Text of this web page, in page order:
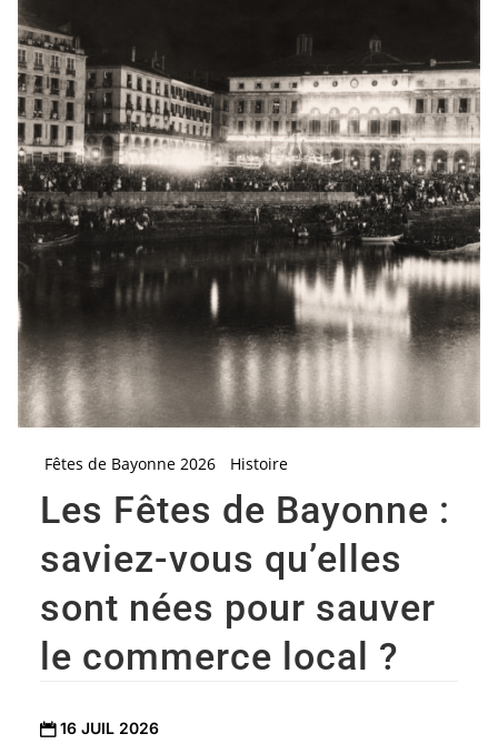
Fêtes de Bayonne 2026 Histoire
Les Fêtes de Bayonne :
saviez-vous qu’elles
sont nées pour sauver
le commerce local ?
 16 JUIL 2026